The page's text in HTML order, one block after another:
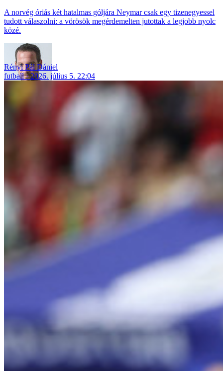
A norvég óriás két hatalmas góljára Neymar csak egy tizenegyessel
tudott válaszolni: a vörösök megérdemelten jutottak a legjobb nyolc
közé.
Rényi Pál Dániel
futball
2026. július 5. 22:04